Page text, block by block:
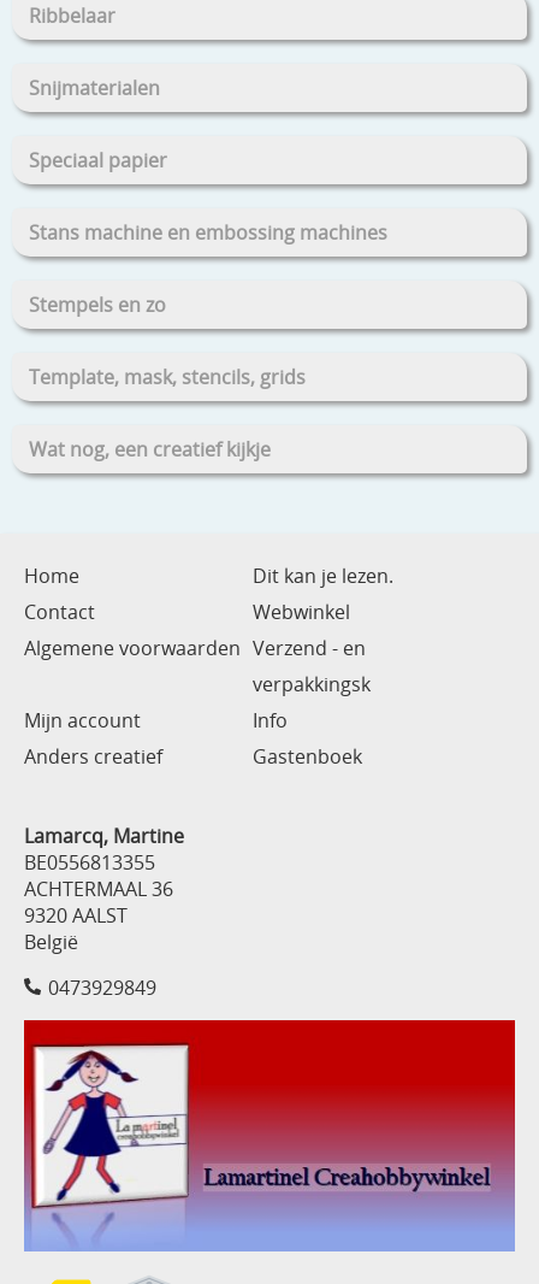
Ribbelaar
Snijmaterialen
Speciaal papier
Stans machine en embossing machines
Stempels en zo
Template, mask, stencils, grids
Wat nog, een creatief kijkje
Home
Dit kan je lezen.
Contact
Webwinkel
Algemene voorwaarden Verzend - en
verpakkingsk
Mijn account
Info
Anders creatief
Gastenboek
Lamarcq, Martine
BE0556813355
ACHTERMAAL 36
9320 AALST
België
0473929849